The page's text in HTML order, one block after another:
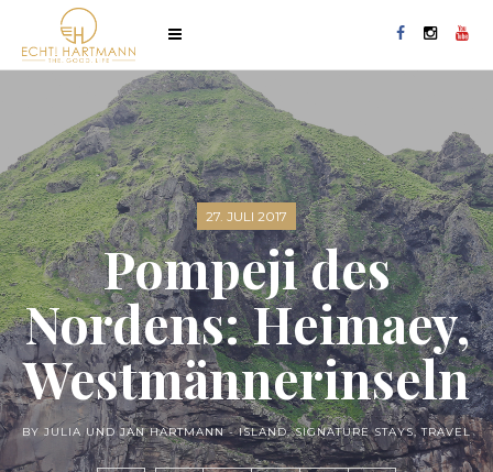
27. JULI 2017
Pompeji des
Nordens: Heimaey,
Westmännerinseln
BY JULIA UND JAN HARTMANN - ISLAND,SIGNATURE STAYS,TRAVEL